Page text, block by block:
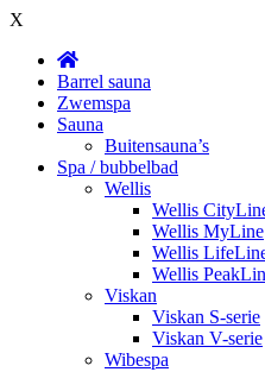
X
Barrel sauna
Zwemspa
Sauna
Buitensauna’s
Spa / bubbelbad
Wellis
Wellis
Wellis MyLine
Wellis
Wellis
Viskan
Viskan S-serie
Viskan V-serie
Wibespa